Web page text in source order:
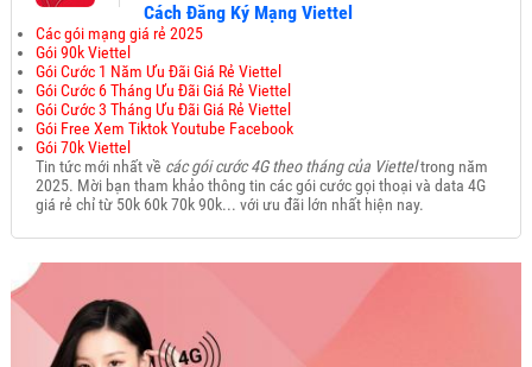
Cách Đăng Ký Mạng Viettel
Các gói mạng giá rẻ 2025
Gói 90k Viettel
Gói Cước 1 Năm Ưu Đãi Giá Rẻ Viettel
Gói Cước 6 Tháng Ưu Đãi Giá Rẻ Viettel
Gói Cước 3 Tháng Ưu Đãi Giá Rẻ Viettel
Gói Free Xem Tiktok Youtube Facebook
Gói 70k Viettel
Tin tức mới nhất về các gói cước 4G theo tháng của Vietteltrong năm
2025. Mời bạn tham khảo thông tin các gói cước gọi thoại và data 4G
giá rẻ chỉ từ 50k 60k 70k 90k... với ưu đãi lớn nhất hiện nay.